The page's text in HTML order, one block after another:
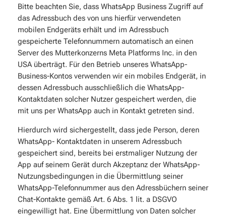
Bitte beachten Sie, dass WhatsApp Business Zugriff auf
das Adressbuch des von uns hierfür verwendeten
mobilen Endgeräts erhält und im Adressbuch
gespeicherte Telefonnummern automatisch an einen
Server des Mutterkonzerns Meta Platforms Inc. in den
USA überträgt. Für den Betrieb unseres WhatsApp-
Business-Kontos verwenden wir ein mobiles Endgerät, in
dessen Adressbuch ausschließlich die WhatsApp-
Kontaktdaten solcher Nutzer gespeichert werden, die
mit uns per WhatsApp auch in Kontakt getreten sind.
Hierdurch wird sichergestellt, dass jede Person, deren
WhatsApp- Kontaktdaten in unserem Adressbuch
gespeichert sind, bereits bei erstmaliger Nutzung der
App auf seinem Gerät durch Akzeptanz der WhatsApp-
Nutzungsbedingungen in die Übermittlung seiner
WhatsApp-Telefonnummer aus den Adressbüchern seiner
Chat-Kontakte gemäß Art. 6 Abs. 1 lit. a DSGVO
eingewilligt hat. Eine Übermittlung von Daten solcher